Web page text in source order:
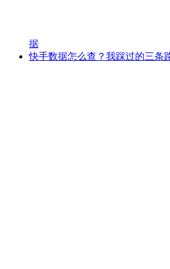
据
快手数据怎么查？我踩过的三条